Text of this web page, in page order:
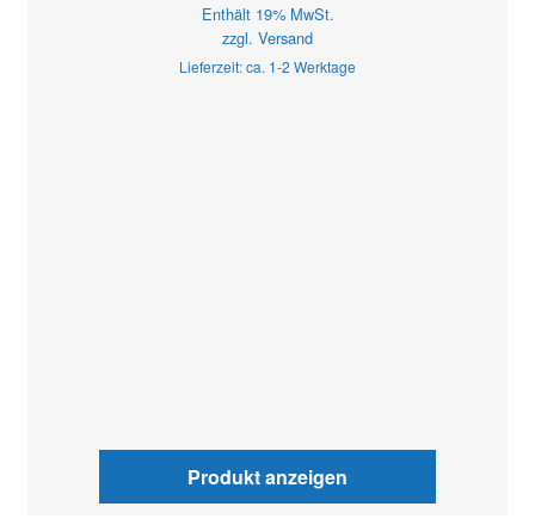
Enthält 19% MwSt.
zzgl. Versand
Lieferzeit: ca. 1-2 Werktage
Produkt anzeigen